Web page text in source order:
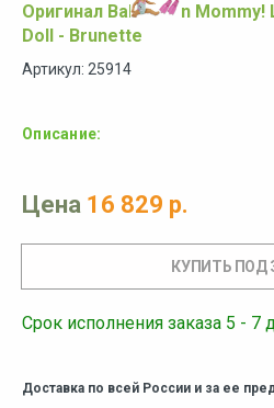
Оригинал Baby Born Mommy!
Doll - Brunette
Артикул: 25914
Описание:
Цена 16 829 р.
Срок исполнения заказа 5 - 7
Доставка по всей России и за ее